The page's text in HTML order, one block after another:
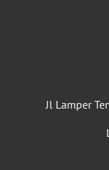
Jl Lamper